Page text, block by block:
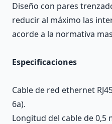
Diseño con pares
reducir al máximo las
acorde a la normativa
Especificaciones
Cable de red ethernet
6a).
Longitud del cable de 0,5